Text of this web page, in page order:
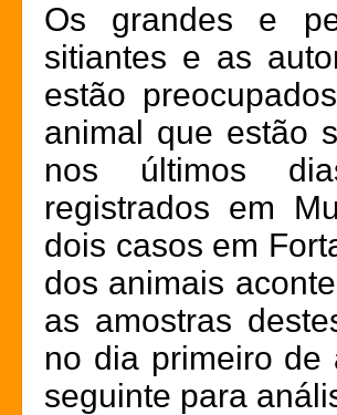
Os grandes e
sitiantes e as
estão
animal que estão
nos últimos
registrados em
dois casos em
dos animais
as amostras
no dia primeiro de
seguinte para